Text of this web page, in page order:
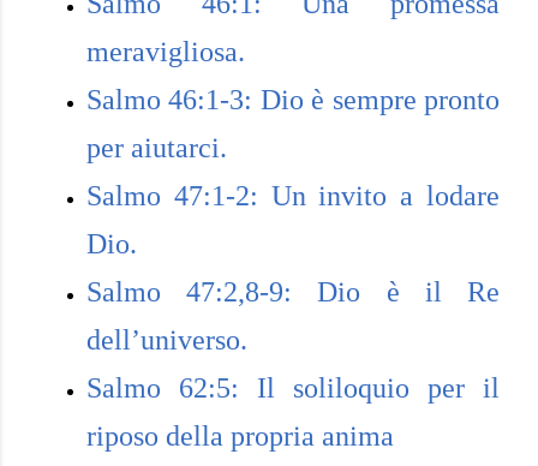
meravigliosa.
Salmo 46:1-3: Dio è sempre pronto
per aiutarci.
Salmo 47:1-2: Un invito a lodare
Dio.
Salmo 47:2,8-9: Dio è il Re
dell’universo.
Salmo 62:5: Il soliloquio per il
riposo della propria anima